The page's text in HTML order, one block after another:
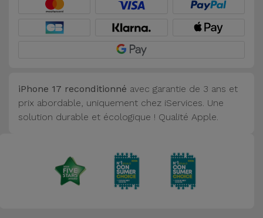
iPhone 17 reconditionné avec garantie de 3 ans et
prix abordable, uniquement chez iServices. Une
solution durable et écologique ! Qualité Apple.